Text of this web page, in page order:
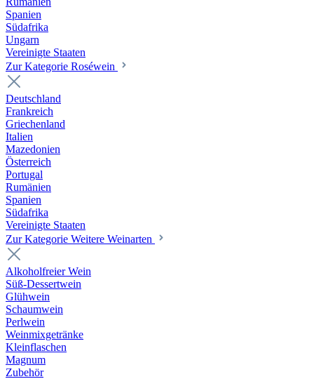
Spanien
Südafrika
Ungarn
Vereinigte Staaten
Zur Kategorie Roséwein
Deutschland
Frankreich
Griechenland
Italien
Mazedonien
Österreich
Portugal
Rumänien
Spanien
Südafrika
Vereinigte Staaten
Zur Kategorie Weitere Weinarten
Alkoholfreier Wein
Süß-Dessertwein
Glühwein
Schaumwein
Perlwein
Weinmixgetränke
Kleinflaschen
Magnum
Zubehör